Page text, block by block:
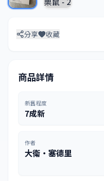
分享 收藏
商品詳情
新舊程度
7成新
作者
大衛•塞德里